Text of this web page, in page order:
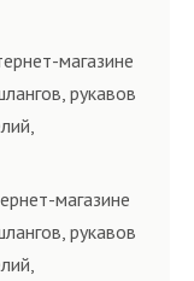
условиям
магазине
рукавов
условиям
магазине
рукавов